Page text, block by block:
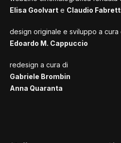
Elisa Goolvart e Claudio
design originale e sviluppo a cura
Edoardo M. Cappuccio
redesign a cura di
Gabriele Brombin
Anna Quaranta